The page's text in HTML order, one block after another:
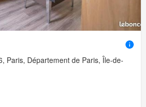
Paris, Département de Paris, Île-de-